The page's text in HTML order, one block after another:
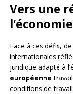
Vers une
Face à ces défis,
internationales
juridique adapté à
européenne
conditions de